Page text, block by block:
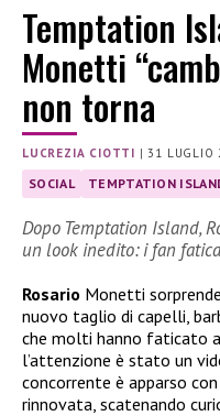
Temptation
Monetti
non torna
LUCREZIA CIOTTI |31 LUGLIO
SOCIAL TEMPTATION
Dopo Temptation Island,
un look inedito: i fan
Rosario Monetti
nuovo taglio di capelli,
che molti hanno faticato a
l’attenzione è stato un
concorrente è apparso
rinnovata, scatenando